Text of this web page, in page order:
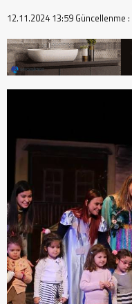
12.11.2024 13:59 Güncellenme :